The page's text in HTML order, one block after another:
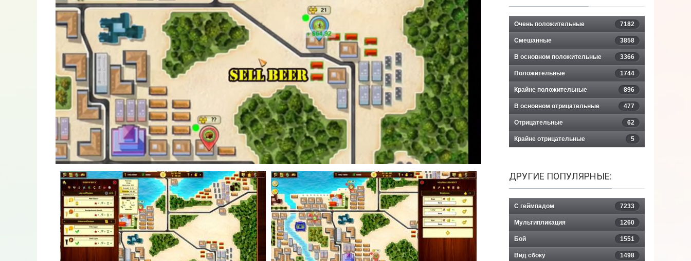
Очень положительные 7182
Смешанные 3858
В основном положительные 3366
Положительные 1744
Крайне положительные 896
В основном отрицательные 477
Отрицательные 62
Крайне отрицательные 5
ДРУГИЕ ПОПУЛЯРНЫЕ:
С геймпадом 7233
Мультипликация 1260
Бой 1551
Вид сбоку 1498